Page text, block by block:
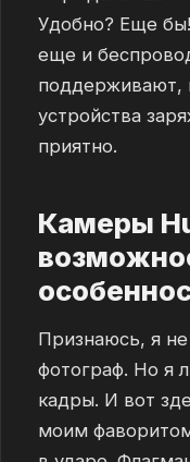
Удобно? Еще
еще и
поддерживают,
устройства
приятно.
Камеры
Признаюсь, я
фотограф. Но я
кадры. И вот
моим